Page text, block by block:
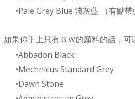
Pale Grey Blue 淺灰藍 （有點帶
如果你手上只有ＧＷ的顏料的話，可
Abbadon Black
Mechnicus Standard Grey
Dawn Stone